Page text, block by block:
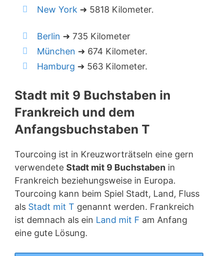
New York ➜ 5818 Kilometer.
Berlin ➜ 735 Kilometer
München ➜ 674 Kilometer.
Hamburg ➜ 563 Kilometer.
Stadt mit 9 Buchstaben in
Frankreich und dem
Anfangsbuchstaben T
Tourcoing ist in Kreuzworträtseln eine gern
verwendete Stadt mit 9 Buchstaben in
Frankreich beziehungsweise in Europa.
Tourcoing kann beim Spiel Stadt, Land, Fluss
als Stadt mit T genannt werden. Frankreich
ist demnach als ein Land mit F am Anfang
eine gute Lösung.